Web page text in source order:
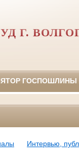
Г.
ГОСПОШЛИНЫ
Интервью,